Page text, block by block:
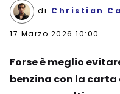
di Christian
17 Marzo 2026 10:00
Forse è meglio
benzina con la